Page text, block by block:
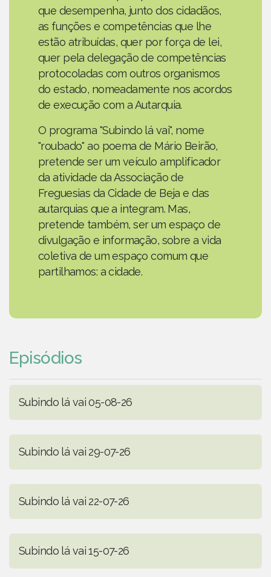
que desempenha, junto dos cidadãos,
as funções e competências que lhe
estão atribuídas, quer por força de lei,
quer pela delegação de competências
protocoladas com outros organismos
do estado, nomeadamente nos acordos
de execução com a Autarquia.
O programa "Subindo lá vai", nome
"roubado" ao poema de Mário Beirão,
pretende ser um veículo amplificador
da atividade da Associação de
Freguesias da Cidade de Beja e das
autarquias que a integram. Mas,
pretende também, ser um espaço de
divulgação e informação, sobre a vida
coletiva de um espaço comum que
partilhamos: a cidade.
Episódios
Subindo lá vai 05-08-26
Subindo lá vai 29-07-26
Subindo lá vai 22-07-26
Subindo lá vai 15-07-26